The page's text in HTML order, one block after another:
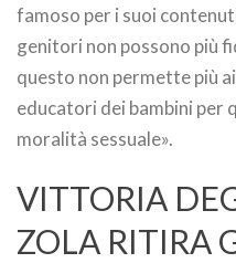
famoso per i suoi
genitori non possono più
questo non permette più
educatori dei bambini per
moralità sessuale».
VITTORIA
ZOLA RITIRA